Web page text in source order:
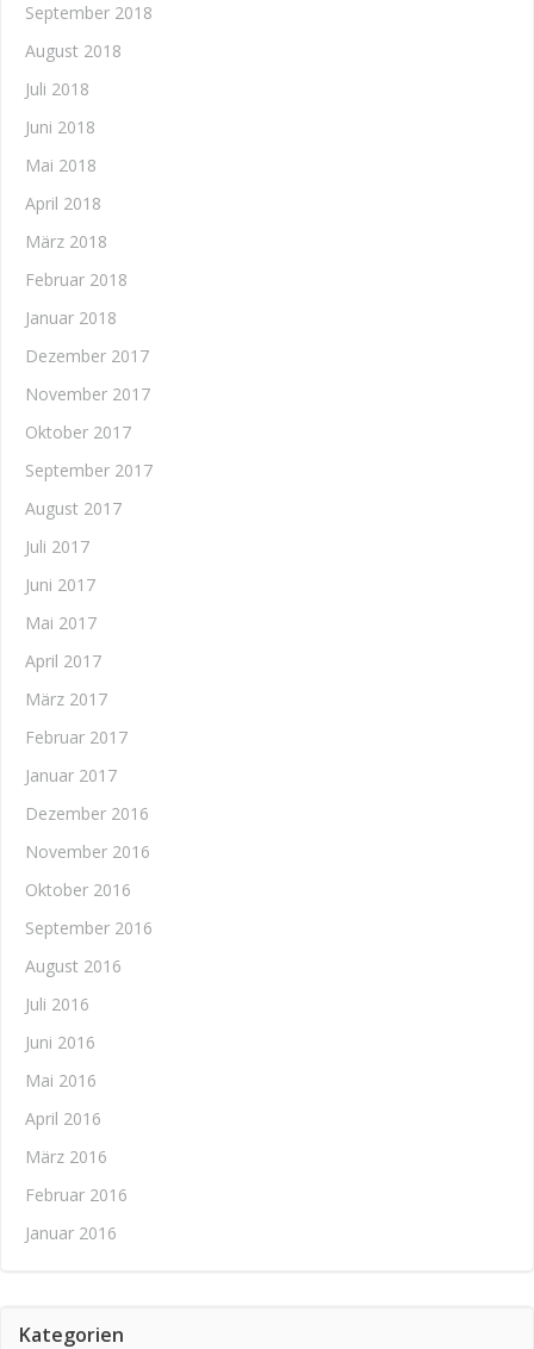
September 2018
August 2018
Juli 2018
Juni 2018
Mai 2018
April 2018
März 2018
Februar 2018
Januar 2018
Dezember 2017
November 2017
Oktober 2017
September 2017
August 2017
Juli 2017
Juni 2017
Mai 2017
April 2017
März 2017
Februar 2017
Januar 2017
Dezember 2016
November 2016
Oktober 2016
September 2016
August 2016
Juli 2016
Juni 2016
Mai 2016
April 2016
März 2016
Februar 2016
Januar 2016
Kategorien